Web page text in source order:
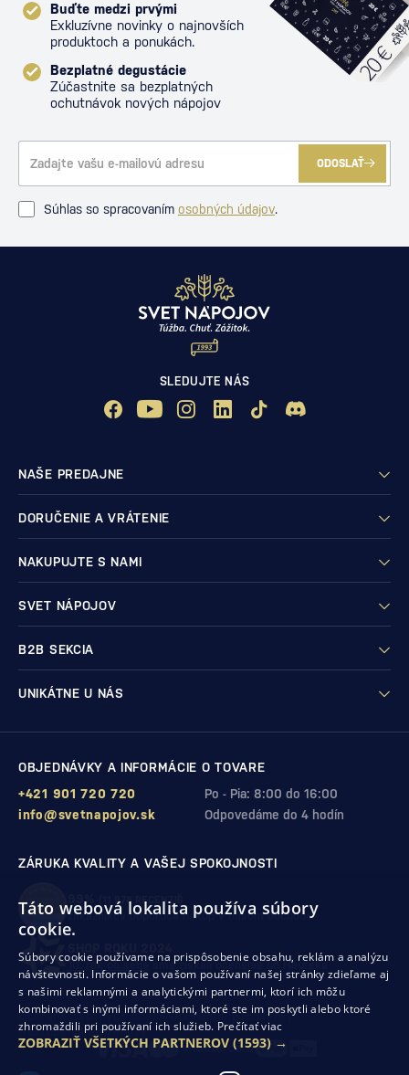
Buďte medzi prvými
Exkluzívne novinky o najnovších
produktoch a ponukách.
Bezplatné degustácie
Zúčastnite sa bezplatných
ochutnávok nových nápojov
ODOSLAŤ
Súhlas so spracovaním osobných údajov.
SLEDUJTE NÁS
NAŠE PREDAJNE
DORUČENIE A VRÁTENIE
NAKUPUJTE S NAMI
SVET NÁPOJOV
B2B SEKCIA
UNIKÁTNE U NÁS
OBJEDNÁVKY A INFORMÁCIE O TOVARE
Po - Pia: 8:00 do 16:00
+421 901 720 720
Odpovedáme do 4 hodín
info@svetnapojov.sk
ZÁRUKA KVALITY A VAŠEJ SPOKOJNOSTI
99% (11 978 RECENZIÍ)
zákazníkov odporúča nákup v našom obchode
10. rok po sebesme získali ocenenie od Heureka
Ochrana osobných údajovObchodné podmienky
Odstúpenie od zmluvy
Táto webová lokalita používa súbory
cookie.
Súbory cookie používame na prispôsobenie obsahu, reklám a analýzu
návštevnosti. Informácie o vašom používaní našej stránky zdieľame aj
s našimi reklamnými a analytickými partnermi, ktorí ich môžu
kombinovať s inými informáciami, ktoré ste im poskytli alebo ktoré
zhromaždili pri používaní ich služieb. Prečítať viac
ZOBRAZIŤ VŠETKÝCH PARTNEROV (1593) →